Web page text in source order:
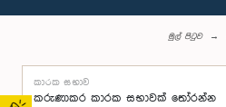
මුල් පිටුව
කාරක සභාව